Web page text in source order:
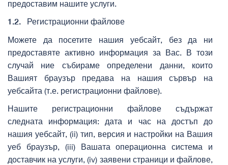
предоставим нашите услуги.
1.2.
Регистрационни файлове
Можете да посетите нашия уебсайт, без да ни
предоставяте активно информация за Вас. В този
случай ние събираме определени данни, които
Вашият браузър предава на нашия сървър на
уебсайта (т.е. регистрационни файлове).
Нашите регистрационни файлове съдържат
следната информация: дата и час на достъп до
нашия уебсайт, (ii) тип, версия и настройки на Вашия
уеб браузър, (iii) Вашата операционна система и
доставчик на услуги, (iv) заявени страници и файлове,